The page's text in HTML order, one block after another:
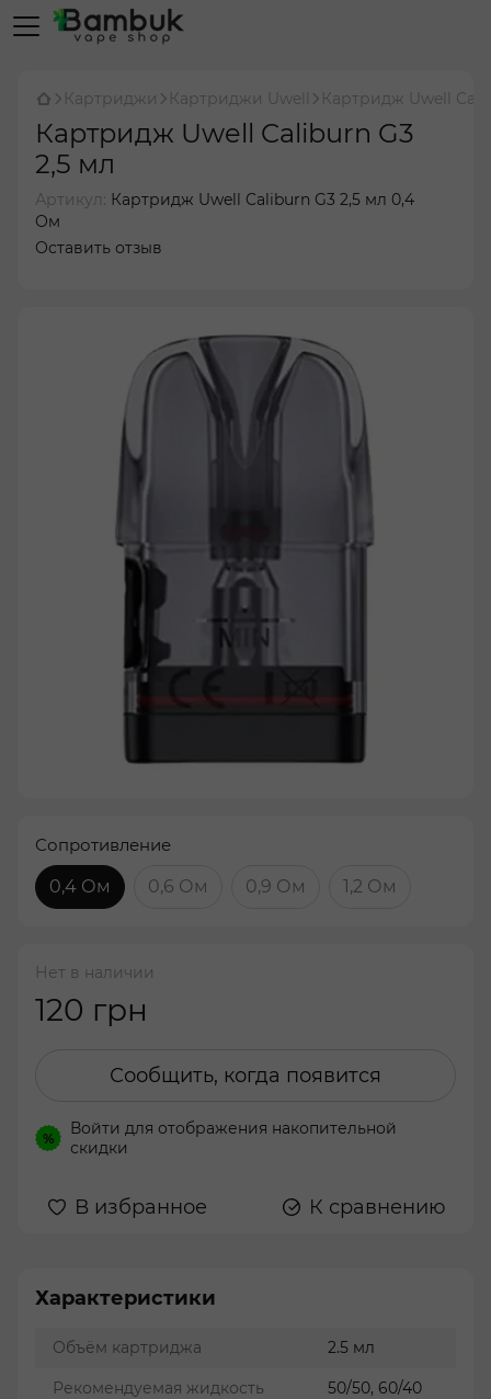
Картриджи Картриджи Uwell Картридж Uwell
Картридж Uwell Caliburn G3
2,5 мл
Артикул: Картридж Uwell Caliburn G3 2,5 мл 0,4
Ом
Оставить отзыв
Сопротивление
0,4 Ом
0,6 Ом 0,9 Ом 1,2 Ом
Нет в наличии
120 грн
Сообщить, когда появится
% Войти для отображения накопительной
скидки
В избранное К сравнению
Характеристики
Объём картриджа 2.5 мл
Рекомендуемая жидкость 50/50, 60/40